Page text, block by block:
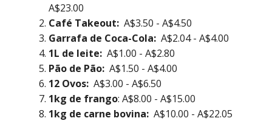
A$23.00
Café Takeout: A$3.50 - A$4.50
Garrafa de Coca-Cola: A$2.04 - A$4.00
1L de leite: A$1.00 - A$2.80
Pão de Pão: A$1.50 - A$4.00
12 Ovos: A$3.00 - A$6.50
1kg de frango: A$8.00 - A$15.00
1kg de carne bovina: A$10.00 - A$22.05